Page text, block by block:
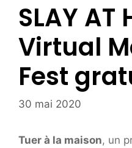
SLAY AT
Virtual
Fest
30 mai 2020
Tuer à la maison, un